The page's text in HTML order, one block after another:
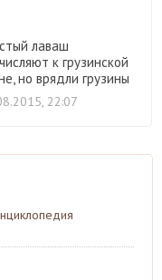
лаваш
к грузинской
но врядли грузины
...
22:07